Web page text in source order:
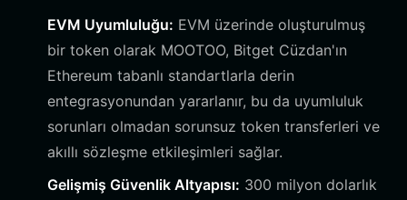
EVM Uyumluluğu: EVM üzerinde oluşturulmuş
bir token olarak MOOTOO, Bitget Cüzdan'ın
Ethereum tabanlı standartlarla derin
entegrasyonundan yararlanır, bu da uyumluluk
sorunları olmadan sorunsuz token transferleri ve
akıllı sözleşme etkileşimleri sağlar.
Gelişmiş Güvenlik Altyapısı: 300 milyon dolarlık